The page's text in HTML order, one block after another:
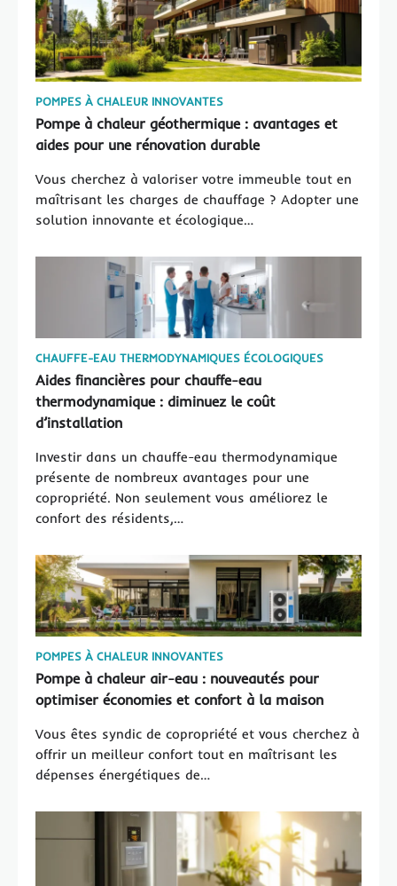
POMPES À CHALEUR INNOVANTES
Pompe à chaleur géothermique : avantages et
aides pour une rénovation durable
Vous cherchez à valoriser votre immeuble tout en
maîtrisant les charges de chauffage ? Adopter une
solution innovante et écologique…
CHAUFFE-EAU THERMODYNAMIQUES ÉCOLOGIQUES
Aides financières pour chauffe-eau
thermodynamique : diminuez le coût
d’installation
Investir dans un chauffe-eau thermodynamique
présente de nombreux avantages pour une
copropriété. Non seulement vous améliorez le
confort des résidents,…
POMPES À CHALEUR INNOVANTES
Pompe à chaleur air-eau : nouveautés pour
optimiser économies et confort à la maison
Vous êtes syndic de copropriété et vous cherchez à
offrir un meilleur confort tout en maîtrisant les
dépenses énergétiques de…